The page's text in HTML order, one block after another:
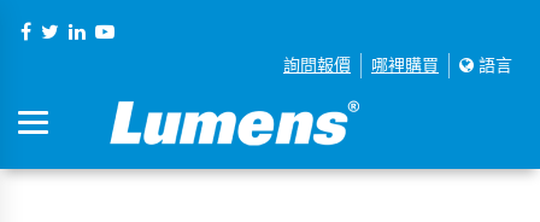
詢問報價 哪裡購買 語言